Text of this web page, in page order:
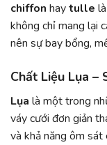
chiffon haytulle
không chỉ mang lại
nên sự bay bổng,
Chất Liệu Lụa –
Lụa là một trong
váy cưới đơn giản
và khả năng ôm